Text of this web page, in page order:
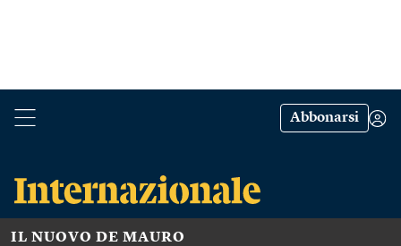
Abbonarsi
IL NUOVO DE MAURO